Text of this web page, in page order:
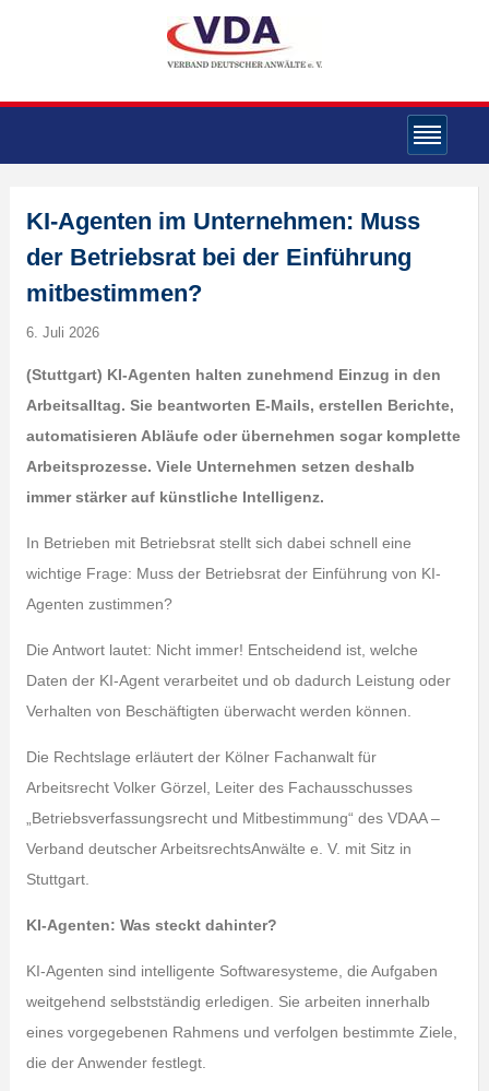
KI-Agenten im Unternehmen: Muss
der Betriebsrat bei der Einführung
mitbestimmen?
6. Juli 2026
(Stuttgart) KI-Agenten halten zunehmend Einzug in den
Arbeitsalltag. Sie beantworten E-Mails, erstellen Berichte,
automatisieren Abläufe oder übernehmen sogar komplette
Arbeitsprozesse. Viele Unternehmen setzen deshalb
immer stärker auf künstliche Intelligenz.
In Betrieben mit Betriebsrat stellt sich dabei schnell eine
wichtige Frage: Muss der Betriebsrat der Einführung von KI-
Agenten zustimmen?
Die Antwort lautet: Nicht immer! Entscheidend ist, welche
Daten der KI-Agent verarbeitet und ob dadurch Leistung oder
Verhalten von Beschäftigten überwacht werden können.
Die Rechtslage erläutert der Kölner Fachanwalt für
Arbeitsrecht Volker Görzel, Leiter des Fachausschusses
„Betriebsverfassungsrecht und Mitbestimmung“ des VDAA –
Verband deutscher ArbeitsrechtsAnwälte e. V. mit Sitz in
Stuttgart.
KI-Agenten: Was steckt dahinter?
KI-Agenten sind intelligente Softwaresysteme, die Aufgaben
weitgehend selbstständig erledigen. Sie arbeiten innerhalb
eines vorgegebenen Rahmens und verfolgen bestimmte Ziele,
die der Anwender festlegt.